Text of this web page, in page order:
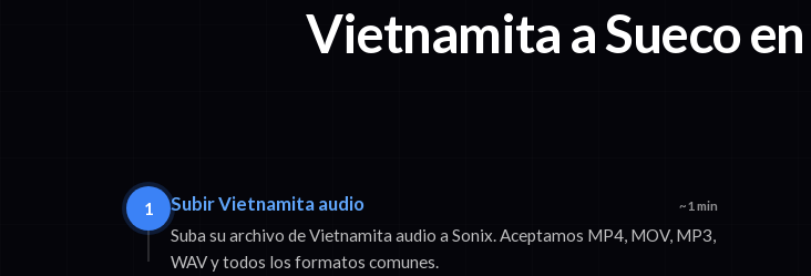
Vietnamita a Sueco en
1 Subir Vietnamita audio ~1 min
Suba su archivo de Vietnamita audio a Sonix. Aceptamos MP4, MOV, MP3,
WAV y todos los formatos comunes.